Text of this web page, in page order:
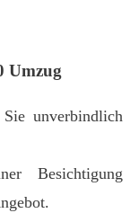
Umzug
unverbindlich
Besichtigung